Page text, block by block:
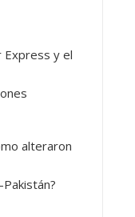
Express y el
alteraron